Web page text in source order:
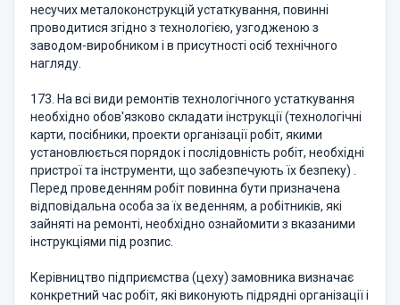
несучих металоконструкцій устаткування, повинні
проводитися згідно з технологією, узгодженою з
заводом-виробником і в присутності осіб технічного
нагляду.
173. На всі види ремонтів технологічного устаткування
необхідно обов'язково складати інструкції (технологічні
карти, посібники, проекти організації робіт, якими
установлюється порядок і послідовність робіт, необхідні
пристрої та інструменти, що забезпечують їх безпеку) .
Перед проведенням робіт повинна бути призначена
відповідальна особа за їх веденням, а робітників, які
зайняті на ремонті, необхідно ознайомити з вказаними
інструкціями під розпис.
Керівництво підприємства (цеху) замовника визначає
конкретний час робіт, які виконують підрядні організації і